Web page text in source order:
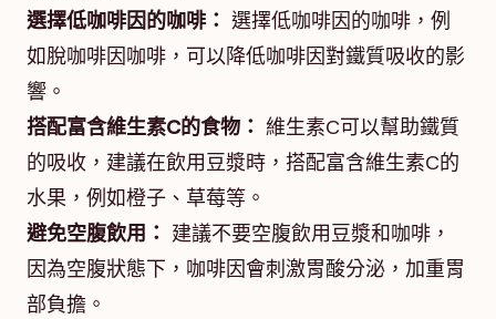
選擇低咖啡因的咖啡： 選擇低咖啡因的咖啡，例
如脫咖啡因咖啡，可以降低咖啡因對鐵質吸收的影
響。
搭配富含維生素C的食物： 維生素C可以幫助鐵質
的吸收，建議在飲用豆漿時，搭配富含維生素C的
水果，例如橙子、草莓等。
避免空腹飲用： 建議不要空腹飲用豆漿和咖啡，
因為空腹狀態下，咖啡因會刺激胃酸分泌，加重胃
部負擔。